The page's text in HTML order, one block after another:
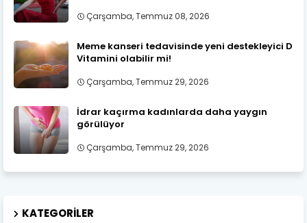
Çarşamba, Temmuz 08, 2026
Meme kanseri tedavisinde yeni destekleyici D
Vitamini olabilir mi!
Çarşamba, Temmuz 29, 2026
İdrar kaçırma kadınlarda daha yaygın
görülüyor
Çarşamba, Temmuz 29, 2026
KATEGORILER